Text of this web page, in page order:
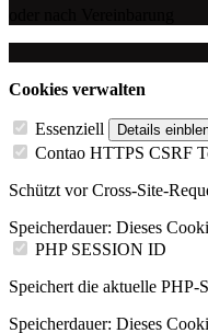
Cookies verwalten
Essenziell Details
Contao HTTPS CSRF
Schützt vor Cross-Site-
Speicherdauer: Dieses
PHP SESSION ID
Speichert die aktuelle PHP-
Speicherdauer: Dieses